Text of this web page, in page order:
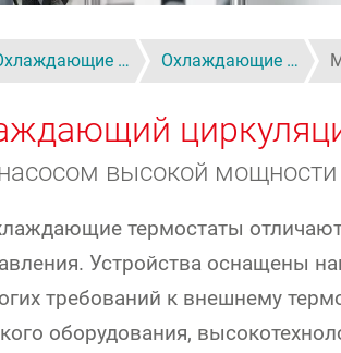
… Охлаждающие …
высокой мощности
термостаты
Устройства
требований к внешнему
оборудования,